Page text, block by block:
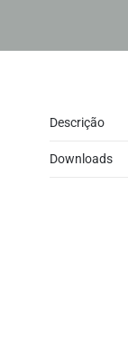
Descrição
Downloads